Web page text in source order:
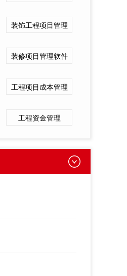
装饰工程项目管理
装修项目管理软件
工程项目成本管理
工程资金管理